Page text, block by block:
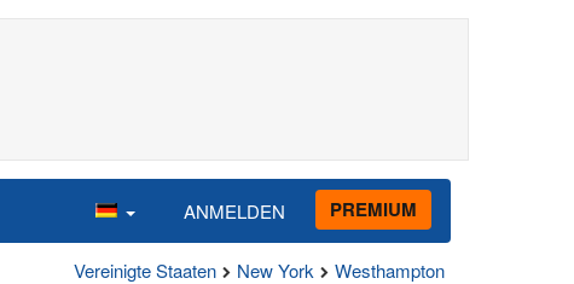
ANMELDEN PREMIUM
Vereinigte Staaten New York Westhampton